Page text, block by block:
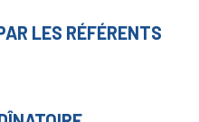
LES RÉFÉRENTS